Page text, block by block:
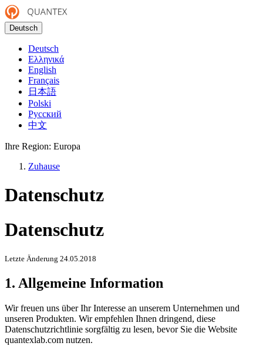
Deutsch
Deutsch
Ελληνικά
English
Français
日本語
Polski
Русский
中文
Ihre Region: Europa
Zuhause
Datenschutz
Datenschutz
Letzte Änderung 24.05.2018
1. Allgemeine Information
Wir freuen uns über Ihr Interesse an unserem Unternehmen und
unseren Produkten. Wir empfehlen Ihnen dringend, diese
Datenschutzrichtlinie sorgfältig zu lesen, bevor Sie die Website
quantexlab.com nutzen.